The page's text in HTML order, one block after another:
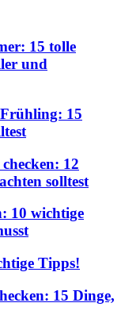
15 tolle
und
15
12
solltest
10 wichtige
Tipps!
15 Dinge,